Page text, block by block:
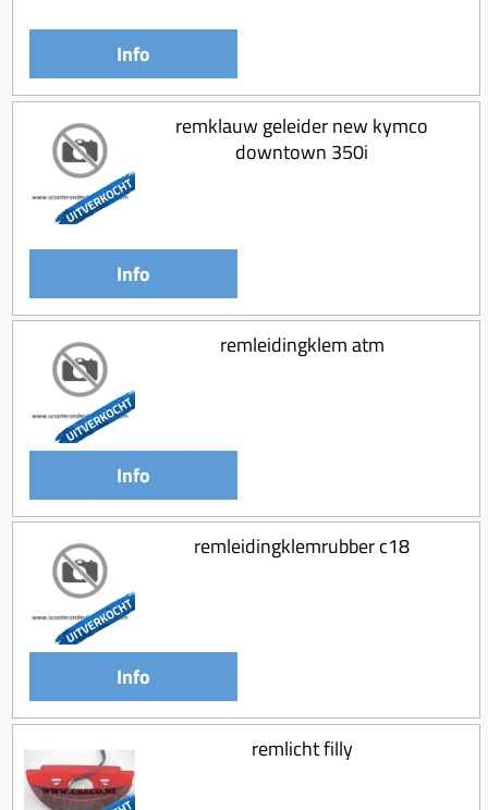
Info
remklauw geleider new kymco
downtown 350i
Info
remleidingklem atm
Info
remleidingklemrubber c18
Info
remlicht filly